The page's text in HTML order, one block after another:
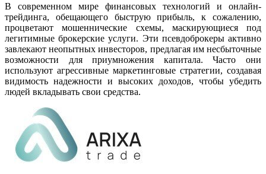
В современном мире финансовых технологий и онлайн-
трейдинга, обещающего быструю прибыль, к сожалению,
процветают мошеннические схемы, маскирующиеся под
легитимные брокерские услуги. Эти псевдоброкеры активно
завлекают неопытных инвесторов, предлагая им несбыточные
возможности для приумножения капитала. Часто они
используют агрессивные маркетинговые стратегии, создавая
видимость надежности и высоких доходов, чтобы убедить
людей вкладывать свои средства.